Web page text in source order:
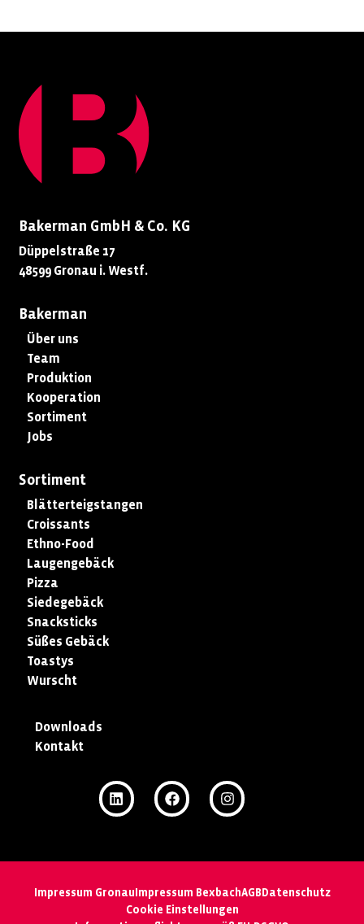
Bakerman GmbH & Co. KG
Düppelstraße 17
48599 Gronau i. Westf.
Bakerman
Über uns
Team
Produktion
Kooperation
Sortiment
Jobs
Sortiment
Blätterteigstangen
Croissants
Ethno-Food
Laugengebäck
Pizza
Siedegebäck
Snacksticks
Süßes Gebäck
Toastys
Wurscht
Downloads
Kontakt
Impressum Gronau Impressum BexbachAGB Datenschutz
Cookie Einstellungen